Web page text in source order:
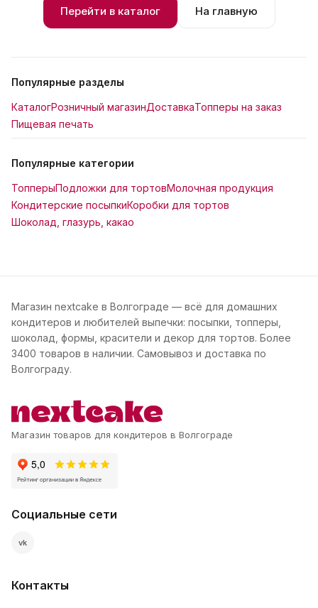
Перейти в каталог На главную
Популярные разделы
КаталогРозничный магазинДоставкаТопперы на заказ
Пищевая печать
Популярные категории
ТопперыПодложки для тортовМолочная продукция
Кондитерские посыпкиКоробки для тортов
Шоколад, глазурь, какао
Магазин nextcake в Волгограде — всё для домашних
кондитеров и любителей выпечки: посыпки, топперы,
шоколад, формы, красители и декор для тортов. Более
3400 товаров в наличии. Самовывоз и доставка по
Волгограду.
Магазин товаров для кондитеров в Волгограде
Социальные сети
vk
Контакты